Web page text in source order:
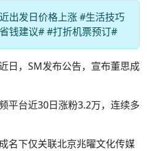
出发日价格上涨 #生活技巧
钱建议# #打折机票预订#
日，SM发布公告，宣布董思成
平台近30日涨粉3.2万，连续多
名下仅关联北京兆曜文化传媒